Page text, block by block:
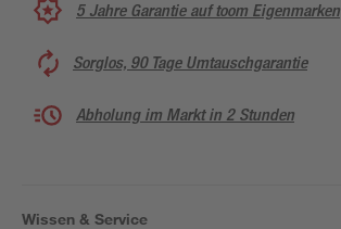
5 Jahre Garantie auf toom Eigenmarken
Sorglos, 90 Tage Umtauschgarantie
Abholung im Markt in 2 Stunden
Wissen & Service